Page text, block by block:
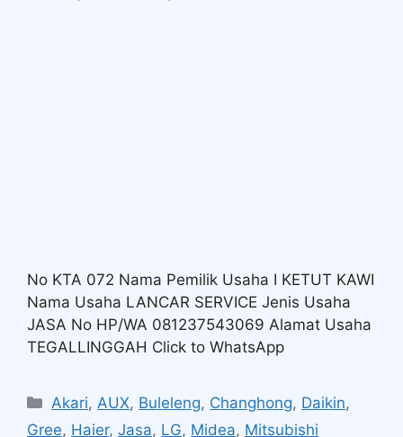
No KTA 072 Nama Pemilik Usaha I KETUT KAWI
Nama Usaha LANCAR SERVICE Jenis Usaha
JASA No HP/WA 081237543069 Alamat Usaha
TEGALLINGGAH Click to WhatsApp
Akari,AUX, Buleleng, Changhong, Daikin,
Gree, Haier, Jasa, LG, Midea, Mitsubishi